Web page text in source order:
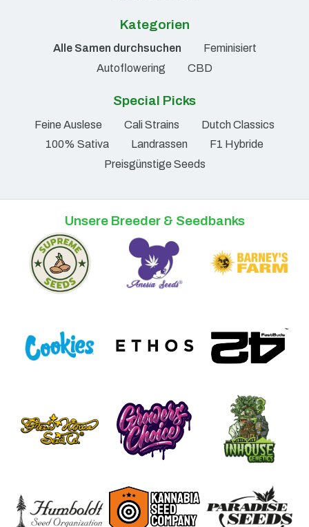
Kategorien
Alle Samen durchsuchen
Feminisiert
Autoflowering
CBD
Special Picks
Feine Auslese Cali Strains
Dutch Classics
100% Sativa
Landrassen
F1 Hybride
Preisgünstige Seeds
Unsere Breeder & Seedbanks